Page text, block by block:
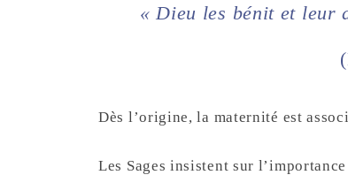
« Dieu les bénit et leur
Dès l’origine, la maternité est
Les Sages insistent sur